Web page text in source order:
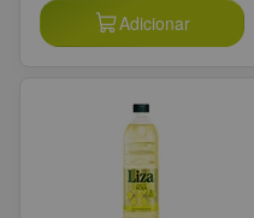
Adicionar